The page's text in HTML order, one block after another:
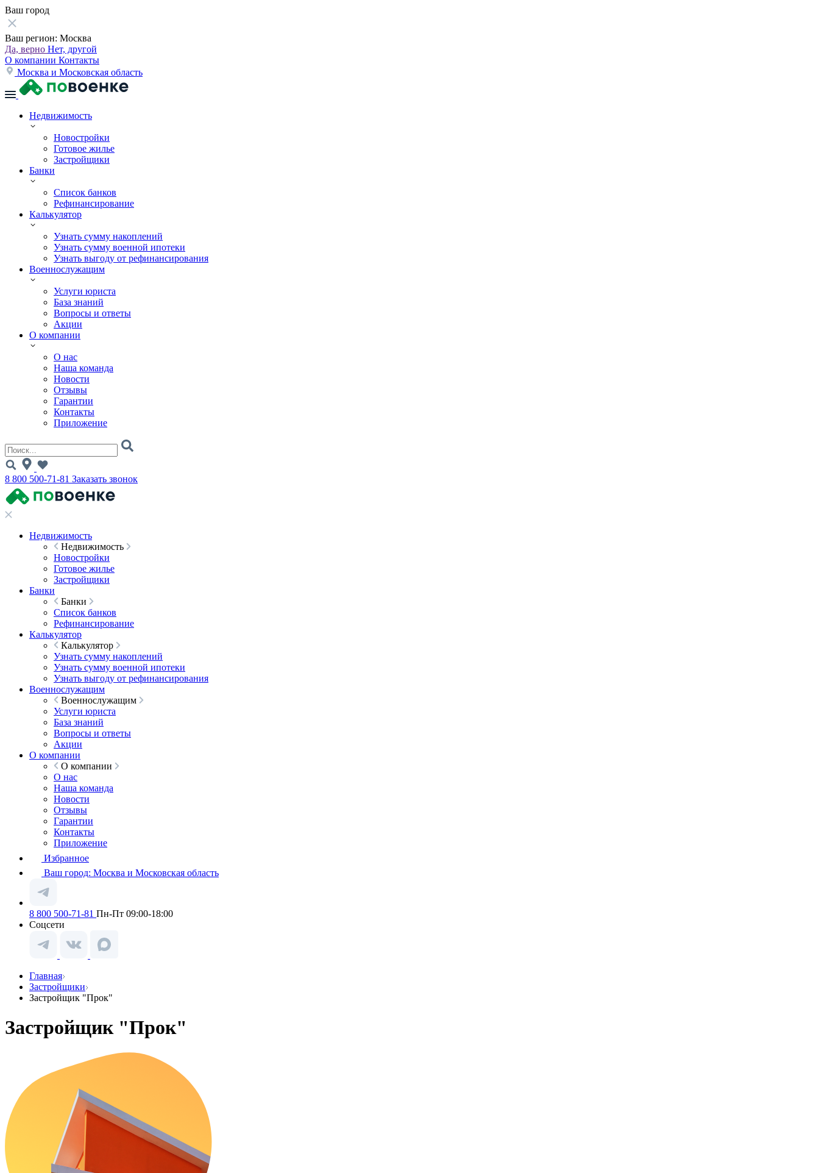
Ваш город
Ваш регион: Москва
Да, верно Нет, другой
О компании Контакты
Москва и Московская область
Недвижимость
Новостройки
Готовое жилье
Застройщики
Банки
Список банков
Рефинансирование
Калькулятор
Узнать сумму накоплений
Узнать сумму военной ипотеки
Узнать выгоду от рефинансирования
Военнослужащим
Услуги юриста
База знаний
Вопросы и ответы
Акции
О компании
О нас
Наша команда
Новости
Отзывы
Гарантии
Контакты
Приложение
8 800 500-71-81 Заказать звонок
Недвижимость
Недвижимость
Новостройки
Готовое жилье
Застройщики
Банки
Банки
Список банков
Рефинансирование
Калькулятор
Калькулятор
Узнать сумму накоплений
Узнать сумму военной ипотеки
Узнать выгоду от рефинансирования
Военнослужащим
Военнослужащим
Услуги юриста
База знаний
Вопросы и ответы
Акции
О компании
О компании
О нас
Наша команда
Новости
Отзывы
Гарантии
Контакты
Приложение
Избранное
Ваш город: Москва и Московская область
8 800 500-71-81 Пн-Пт 09:00-18:00
Соцсети
Главная
Застройщики
Застройщик "Прок"
Застройщик "Прок"